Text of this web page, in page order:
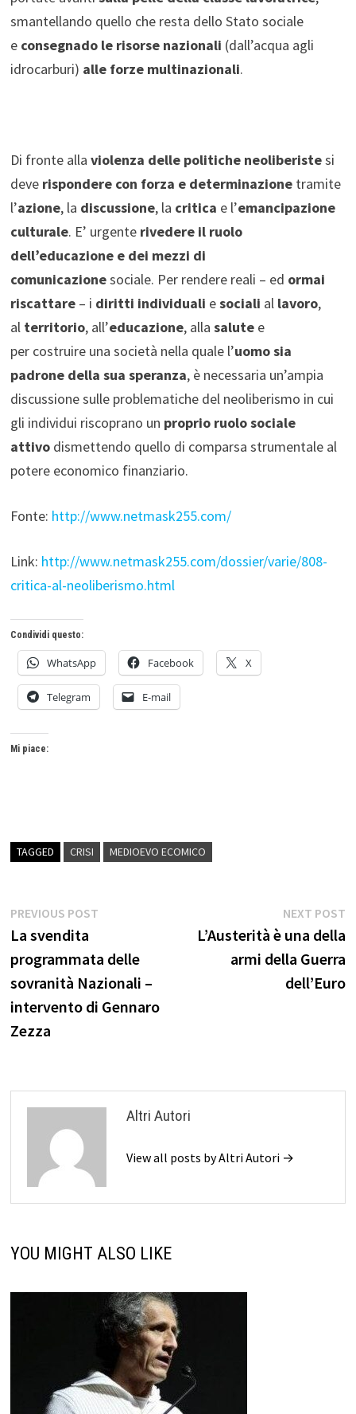
smantellando quello che resta dello Stato sociale
e consegnado le risorse nazionali (dall’acqua agli
idrocarburi) alle forze multinazionali.
Di fronte alla violenza delle politiche neoliberistesi
deve rispondere con forza e determinazionetramite
l’azione, la discussione, la critica e l’emancipazione
culturale. E’ urgente rivedere il ruolo
dell’educazione e dei mezzi di
comunicazionesociale. Per rendere reali – ed ormai
riscattare– i diritti individuali esociali al lavoro,
al territorio, all’educazione, alla salutee
per costruire una società nella quale l’uomosia
padrone della sua speranza, è necessaria un’ampia
discussione sulle problematiche del neoliberismo in cui
gli individui riscoprano un proprio ruolo sociale
attivodismettendo quello di comparsa strumentale al
potere economico finanziario.
Fonte: http://www.netmask255.com/
Link: http://www.netmask255.com/dossier/varie/808-
critica-al-neoliberismo.html
Condividi questo:
WhatsApp Facebook X
Telegram E-mail
Mi piace:
TAGGED CRISI MEDIOEVO ECOMICO
Navigazione
articoli
PREVIOUS POSTPrevious
La svendita
programmata delle
sovranità Nazionali –
intervento di Gennaro
Zezza
NEXT POST
L’Austerità è una della
armi della Guerra
dell’Euro
Altri Autori
View all posts by Altri Autori →
YOU MIGHT ALSO LIKE